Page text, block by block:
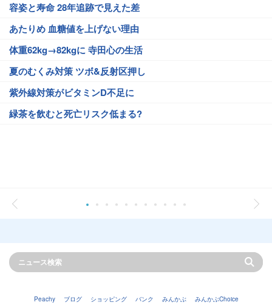
容姿と寿命 28年追跡で見えた差
あたりめ 血糖値を上げない理由
体重62kg→82kgに 寺田心の生活
夏のむくみ対策 ツボ&反射区押し
紫外線対策がビタミンD不足に
緑茶を飲むと死亡リスク低まる?
Peachy ブログ ショッピング バンク みんかぶ みんかぶChoice